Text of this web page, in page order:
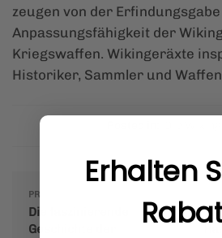
zeugen von der
Anpassungsfähigkeit der
Kriegswaffen. Wikingeräxte
Historiker, Sammler und
PREVIOUS ARTICLE
Die faszinierende
Geschichte der
Erhalten